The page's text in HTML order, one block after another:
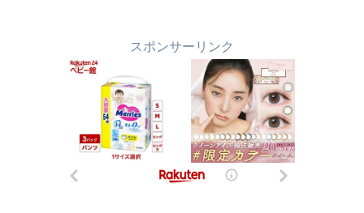
スポンサーリンク